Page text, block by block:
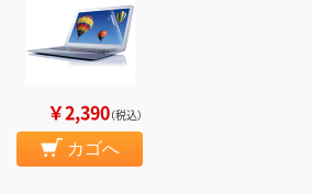
￥2,390（税込）
カゴへ